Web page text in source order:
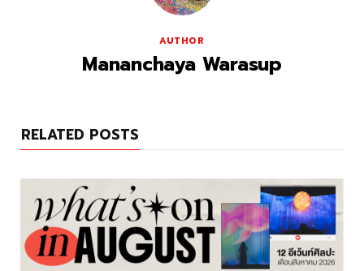
AUTHOR
Mananchaya Warasup
RELATED POSTS